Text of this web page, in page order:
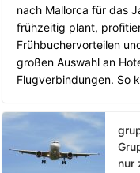
nach Mallorca für das
frühzeitig plant,
Frühbuchervorteilen
großen Auswahl an
Flugverbindungen. So
nur